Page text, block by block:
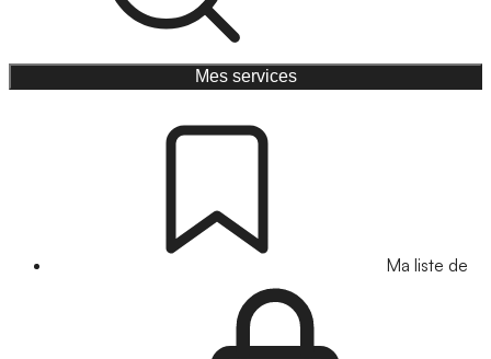
Mes services
Ma liste de